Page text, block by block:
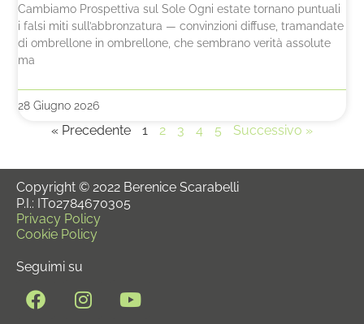
Cambiamo Prospettiva sul Sole Ogni estate tornano puntuali
i falsi miti sull’abbronzatura — convinzioni diffuse, tramandate
di ombrellone in ombrellone, che sembrano verità assolute
ma
28 Giugno 2026
« Precedente 1 2 3 4 5 Successivo »
Copyright © 2022 Berenice Scarabelli
P.I.: IT02784670305
Privacy Policy
Cookie Policy
Seguimi su